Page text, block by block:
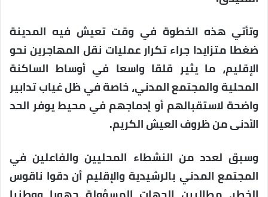
وتأتي هذه الخطوة في وقت تعيش فيه المدينة
ضغطا متزايدا جراء تكرار عمليات نقل المهاجرين نحو
الإقليم، ما يثير قلقا واسعا في أوساط الساكنة
المحلية والمجتمع المدني، خاصة في ظل غياب تدابير
واضحة لاستقبالهم أو إدماجهم في محيط يوفر الحد
الأدنى من ظروف العيش الكريم.
وسبق لعدد من النشطاء المحليين والفاعلين في
المجتمع المدني بالرشيدية والإقليم أن دقوا ناقوس